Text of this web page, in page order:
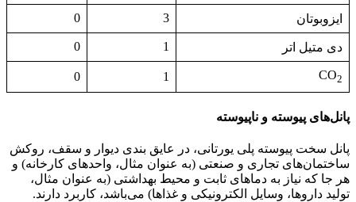
ایزوبوتان 3
0
دی متیل اتر 1
0
CO2
1
0
پانل‌های پیوسته و ناپیوسته
پانل سخت پیوسته پلی یورتانی، در عایق بندی دیوار و سقف، روکش
ساختمان‌های تجاری و صنعتی (به عنوان مثال، واحدهای کارخانه) و
هر جا که نیاز به دماهای ثابت و محیط بهداشتی (به عنوان مثال،
تولید داروها، وسایل الکترونیکی و غذاها) می‌باشد، کاربرد دارند.